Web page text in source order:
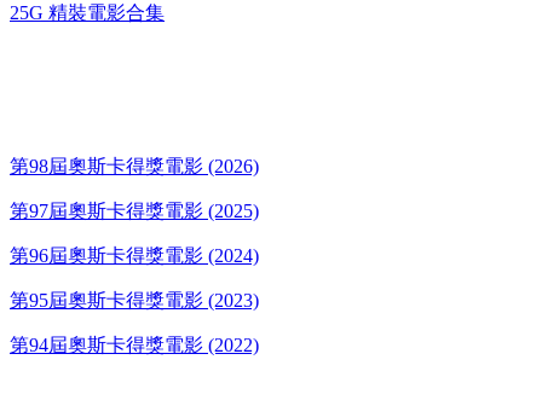
25G 精裝電影合集
第98屆奧斯卡得獎電影 (2026)
第97屆奧斯卡得獎電影 (2025)
第96屆奧斯卡得獎電影 (2024)
第95屆奧斯卡得獎電影 (2023)
第94屆奧斯卡得獎電影 (2022)